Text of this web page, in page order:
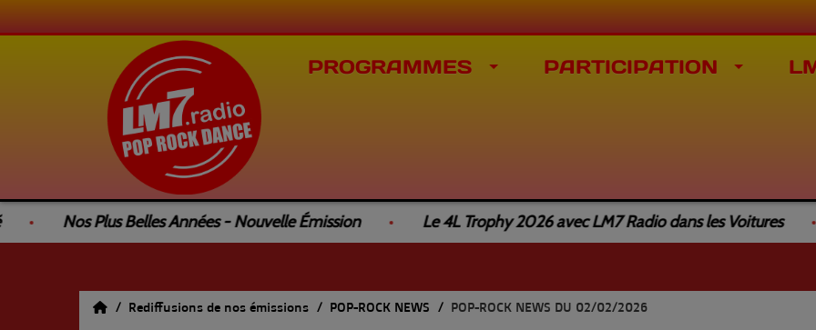
PROGRAMMES PARTICIPATION
Nos Plus Belles Années - Nouvelle Émission Le 4L Trophy 2026 avec LM7 Radio dans les Voitures
Rediffusions de nos émissions POP-ROCK NEWS POP-ROCK NEWS DU 02/02/2026